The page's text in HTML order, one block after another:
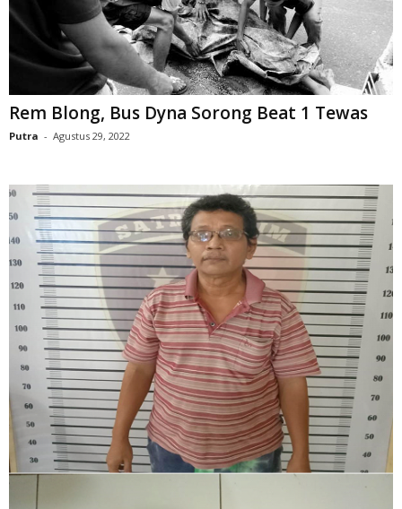
Rem Blong, Bus Dyna Sorong Beat 1 Tewas
Putra - Agustus 29, 2022